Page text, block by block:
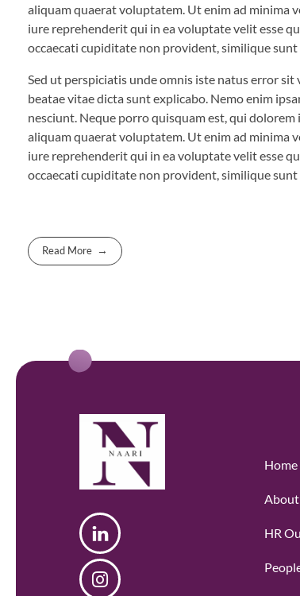
aliquam quaerat voluptatem. Ut enim ad minima
iure reprehenderit qui in ea voluptate velit esse
occaecati cupiditate non provident, similique
Sed ut perspiciatis unde omnis iste natus error
beatae vitae dicta sunt explicabo. Nemo enim
nesciunt. Neque porro quisquam est, qui
aliquam quaerat voluptatem. Ut enim ad minima
iure reprehenderit qui in ea voluptate velit esse
occaecati cupiditate non provident, similique
Read More
Home
HR